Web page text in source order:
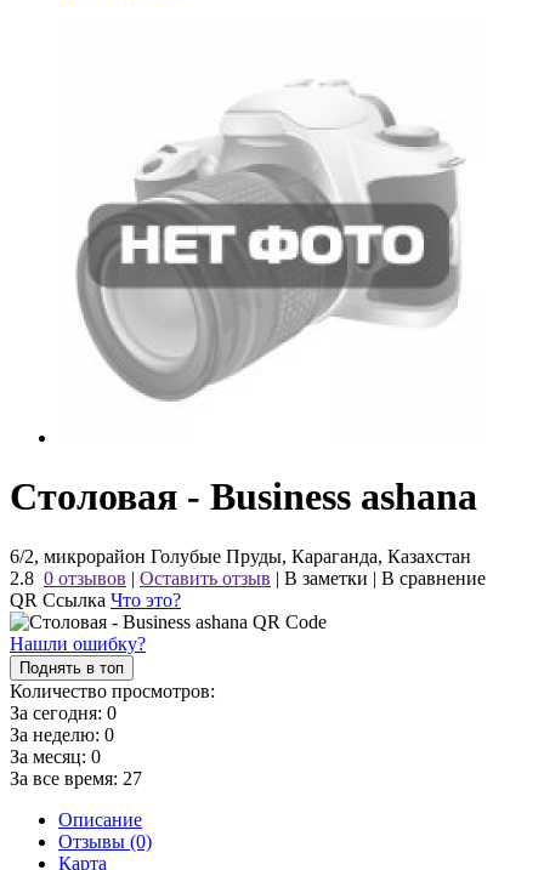
Столовая - Business ashana
6/2, микрорайон Голубые Пруды, Караганда, Казахстан
2.8 0 отзывов | Оставить отзыв | В заметки | В сравнение
QR Ссылка Что это?
Нашли ошибку?
Поднять в топ
Количество просмотров:
За сегодня: 0
За неделю: 0
За месяц: 0
За все время: 27
Описание
Отзывы (0)
Карта